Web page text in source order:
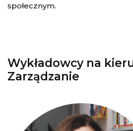
społecznym.
Wykładowcy na
Zarządzanie